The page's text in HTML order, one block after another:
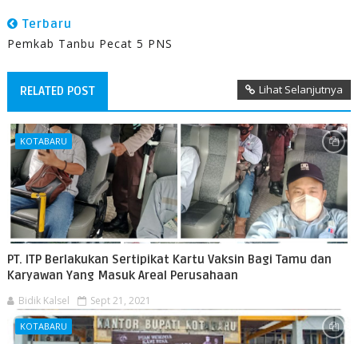
Terbaru
Pemkab Tanbu Pecat 5 PNS
RELATED POST Lihat Selanjutnya
KOTABARU
PT. ITP Berlakukan Sertipikat Kartu Vaksin Bagi Tamu dan
Karyawan Yang Masuk Areal Perusahaan
Bidik Kalsel Sept 21, 2021
KOTABARU